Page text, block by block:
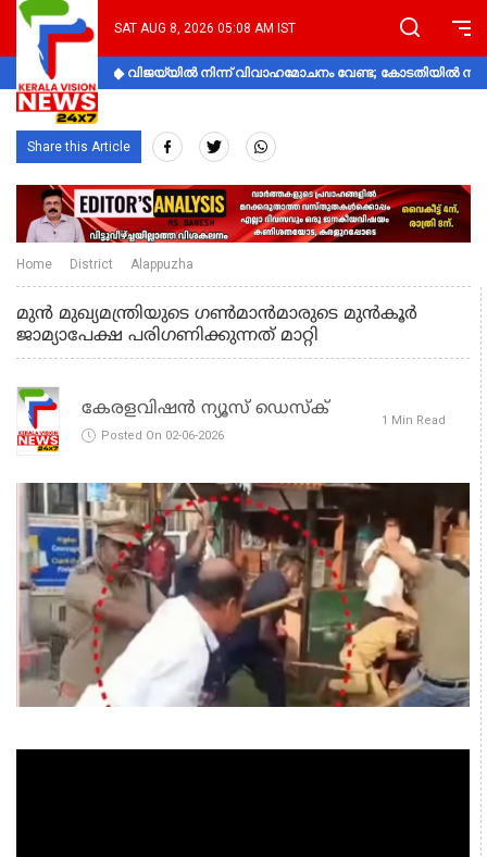
SAT AUG 8, 2026 05:08 AM IST
വിജയ്‌യിൽ നിന്ന് വിവാഹമോചനം വേണ്ട; കോടതിയിൽ
Share this Article
Home District Alappuzha
മുന്‍ മുഖ്യമന്ത്രിയുടെ ഗണ്‍മാന്‍മാരുടെ മുന്‍കൂര്‍
ജാമ്യാപേക്ഷ പരിഗണിക്കുന്നത് മാറ്റി
കേരളവിഷൻ ന്യൂസ് ഡെസ്‌ക്
Posted On 02-06-2026
1 Min Read